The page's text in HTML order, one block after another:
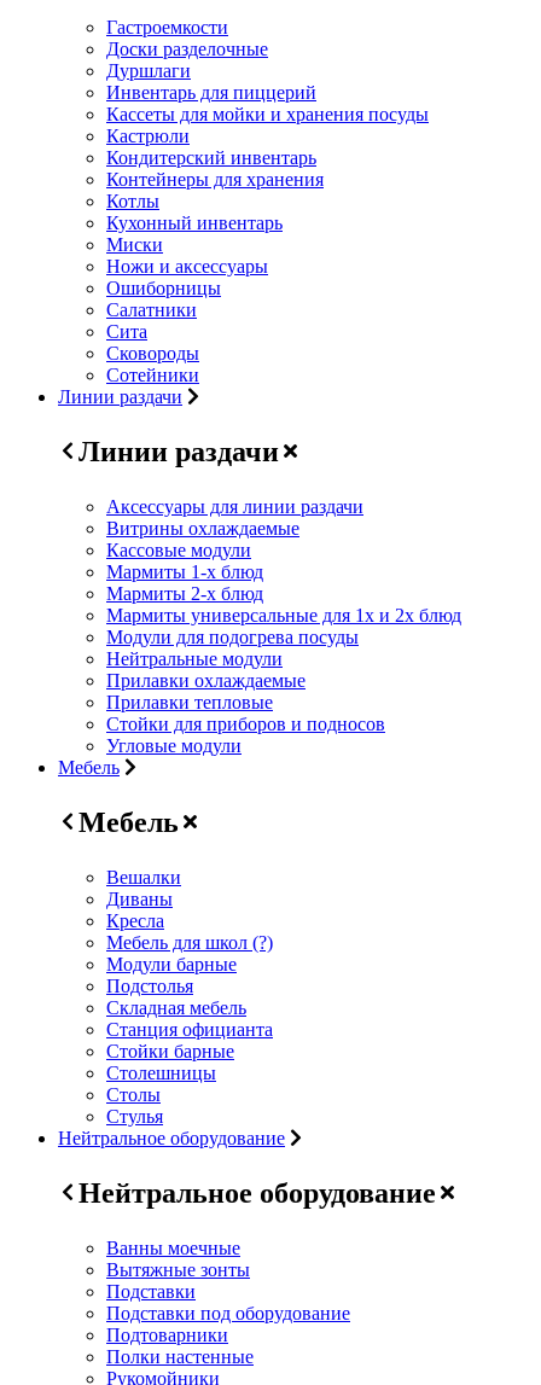
Гастроемкости
Доски разделочные
Дуршлаги
Инвентарь для пиццерий
Кассеты для мойки и хранения посуды
Кастрюли
Кондитерский инвентарь
Контейнеры для хранения
Котлы
Кухонный инвентарь
Миски
Ножи и аксессуары
Ошиборницы
Салатники
Сита
Сковороды
Сотейники
Линии раздачи
Линии раздачи
Аксессуары для линии раздачи
Витрины охлаждаемые
Кассовые модули
Мармиты 1-х блюд
Мармиты 2-х блюд
Мармиты универсальные для 1х и 2х блюд
Модули для подогрева посуды
Нейтральные модули
Прилавки охлаждаемые
Прилавки тепловые
Стойки для приборов и подносов
Угловые модули
Мебель
Мебель
Вешалки
Диваны
Кресла
Мебель для школ (?)
Модули барные
Подстолья
Складная мебель
Станция официанта
Стойки барные
Столешницы
Столы
Стулья
Нейтральное оборудование
Нейтральное оборудование
Ванны моечные
Вытяжные зонты
Подставки
Подставки под оборудование
Подтоварники
Полки настенные
Рукомойники